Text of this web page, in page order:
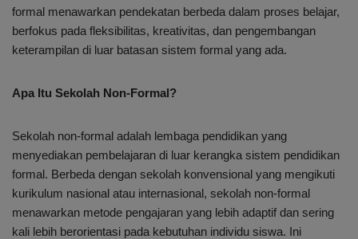
formal menawarkan pendekatan berbeda dalam proses belajar,
berfokus pada fleksibilitas, kreativitas, dan pengembangan
keterampilan di luar batasan sistem formal yang ada.
Apa Itu Sekolah Non-Formal?
Sekolah non-formal adalah lembaga pendidikan yang
menyediakan pembelajaran di luar kerangka sistem pendidikan
formal. Berbeda dengan sekolah konvensional yang mengikuti
kurikulum nasional atau internasional, sekolah non-formal
menawarkan metode pengajaran yang lebih adaptif dan sering
kali lebih berorientasi pada kebutuhan individu siswa. Ini